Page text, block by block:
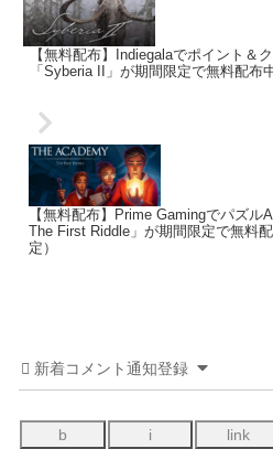
【無料配布】Indiegalaでポイント＆
「Syberia II」が期間限定で無料配布
【無料配布】Prime Gamingでパズ
The First Riddle」が期間限定で無料
定）
新着コメント通知登録